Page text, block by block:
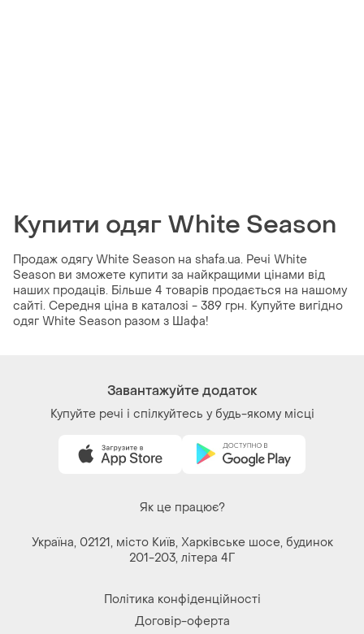
Купити одяг White Season
Продаж одягу White Season на shafa.ua. Речі White
Season ви зможете купити за найкращими цінами від
наших продаців. Більше 4 товарів продається на нашому
сайті. Середня ціна в каталозі - 389 грн. Купуйте вигідно
одяг White Season разом з Шафа!
Завантажуйте додаток
Купуйте речі і спілкуйтесь у будь-якому місці
Як це працює?
Україна, 02121, місто Київ, Харківське шосе, будинок
201-203, літера 4Г
Політика конфіденційності
Договір-оферта